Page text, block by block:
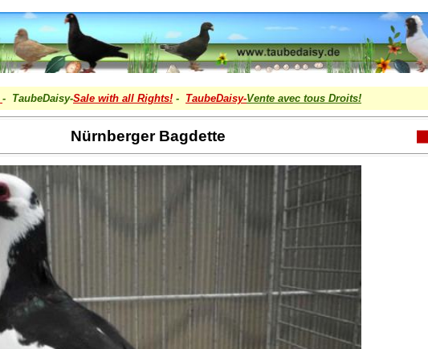
- TaubeDaisy-Sale with all Rights! - TaubeDaisy-Vente avec tous Droits!
Nürnberger Bagdette